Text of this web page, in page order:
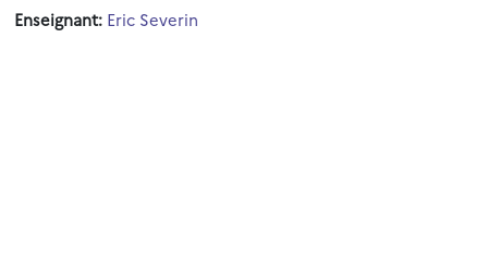
Enseignant: Eric Severin